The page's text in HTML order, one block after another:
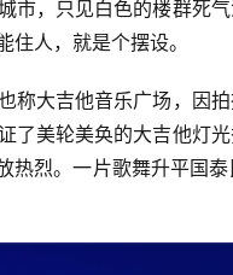
市，只见白色的楼群死
人，就是个摆设。
大吉他音乐广场，因
了美轮美奂的大吉他灯
烈。一片歌舞升平国